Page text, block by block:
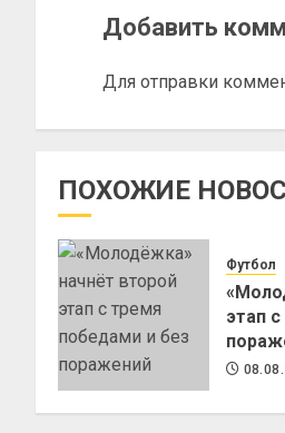
Добавить
Для отправки
ПОХОЖИЕ
Футбол
этап